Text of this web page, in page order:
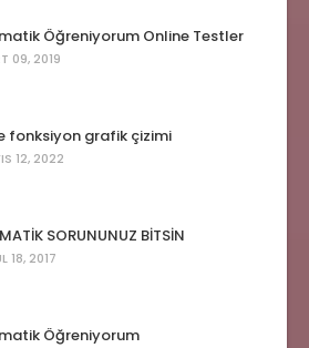
Öğreniyorum Online Testler
09, 2019
fonksiyon grafik çizimi
12, 2022
SORUNUNUZ BİTSİN
18, 2017
Öğreniyorum